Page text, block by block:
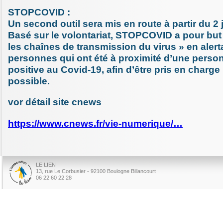
STOPCOVID :
Un second outil sera mis en route à partir du 2
Basé sur le volontariat, STOPCOVID a pour
les chaînes de transmission du virus » en
personnes qui ont été à proximité d’une
positive au Covid-19, afin d’être pris en
possible.
vor détail site cnews
https://www.cnews.fr/vie-numerique/…
LE LIEN
13, rue Le Corbusier - 92100 Boulogne Billancourt
06 22 60 22 28